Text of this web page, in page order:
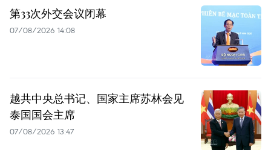
第33次外交会议闭幕
07/08/2026 14:08
越共中央总书记、国家主席苏林会见
泰国国会主席
07/08/2026 13:47